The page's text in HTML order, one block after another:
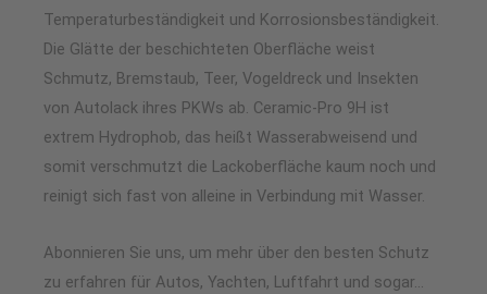
Temperaturbeständigkeit und Korrosionsbeständigkeit.
Die Glätte der beschichteten Oberfläche weist
Schmutz, Bremstaub, Teer, Vogeldreck und Insekten
von Autolack ihres PKWs ab. Ceramic-Pro 9H ist
extrem Hydrophob, das heißt Wasserabweisend und
somit verschmutzt die Lackoberfläche kaum noch und
reinigt sich fast von alleine in Verbindung mit Wasser.
Abonnieren Sie uns, um mehr über den besten Schutz
zu erfahren für Autos, Yachten, Luftfahrt und sogar…